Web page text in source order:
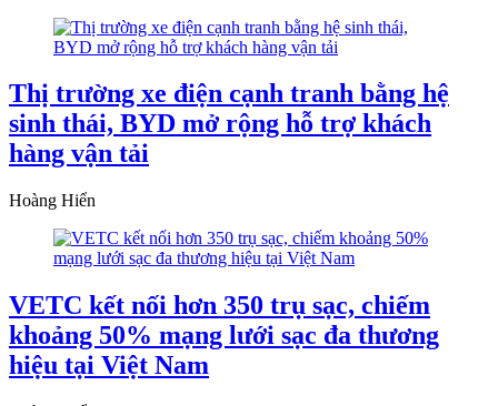
Thị trường xe điện cạnh tranh bằng hệ
sinh thái, BYD mở rộng hỗ trợ khách
hàng vận tải
Hoàng Hiển
VETC kết nối hơn 350 trụ sạc, chiếm
khoảng 50% mạng lưới sạc đa thương
hiệu tại Việt Nam